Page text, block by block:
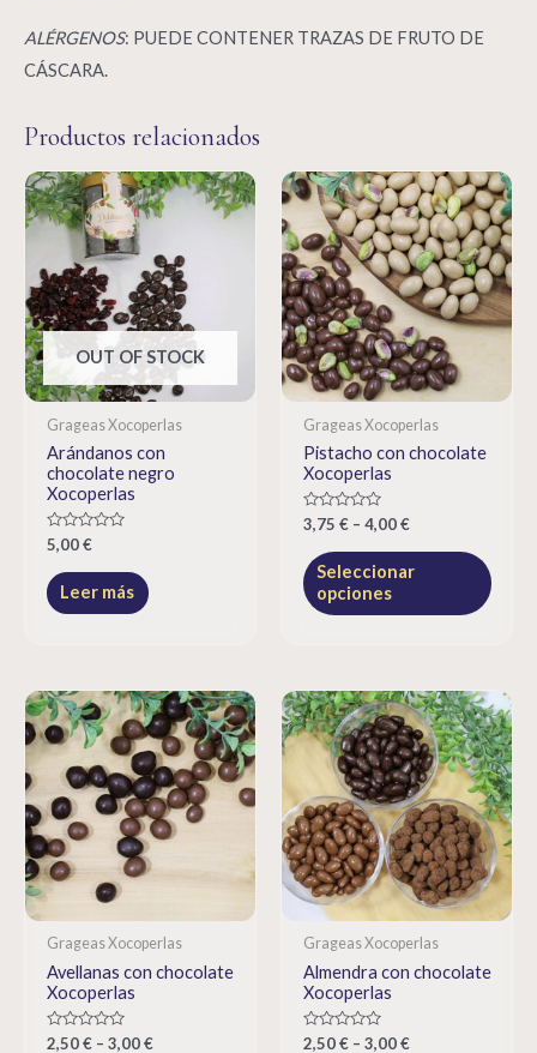
ALÉRGENOS: PUEDE CONTENER TRAZAS DE FRUTO DE
CÁSCARA.
Productos relacionados
OUT OF STOCK
Grageas Xocoperlas
Arándanos con
chocolate negro
Xocoperlas
Rated
0
out
of
5
5,00€
Leer más
Grageas Xocoperlas
Pistacho con chocolate
Xocoperlas
Rated
0
out
of
5
3,75 €– 4,00€
Seleccionar
opciones
Grageas Xocoperlas
Avellanas con chocolate
Xocoperlas
Rated
2,50€– 3,00€
Grageas Xocoperlas
Almendra con chocolate
Xocoperlas
Rated
2,50€– 3,00€